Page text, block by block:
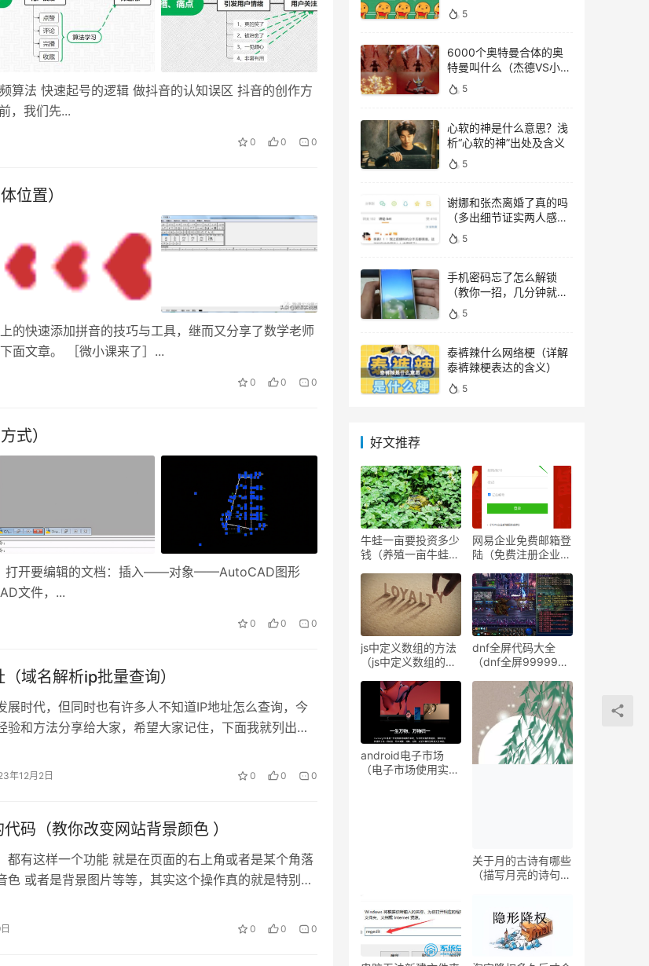
算法 快速起号的逻辑 做抖音的认知误区 抖音的创作方
，我们先...
0 0 0
位置）
的快速添加拼音的技巧与工具，继而又分享了数学老师
面文章。 ［微小课来了］...
0 0 0
式）
打开要编辑的文档：插入——对象——AutoCAD图形
文件，...
0 0 0
域名解析ip批量查询）
展时代，但同时也有许多人不知道IP地址怎么查询，今
验和方法分享给大家，希望大家记住，下面我就列出方
年12月2日 0 0 0
码（教你改变网站背景颜色 ）
都有这样一个功能 就是在页面的右上角或者是某个角落
色 或者是背景图片等等，其实这个操作真的就是特别的
0 0 0
5
6000个奥特曼合体的奥
特曼叫什么（杰德VS小金
人）5
心软的神是什么意思？浅
析“心软的神”出处及含义
5
谢娜和张杰离婚了真的吗
（多出细节证实两人感情
稳定）
5
手机密码忘了怎么解锁
（教你一招，几分钟就能
顺利解锁）
5
泰裤辣什么网络梗（详解
泰裤辣梗表达的含义）
5
好文推荐
牛蛙一亩要投资多少
钱（养殖一亩牛蛙的
网易企业免费邮箱登
陆（免费注册企业邮
js中定义数组的方法
（js中定义数组的两
dnf全屏代码大全
（dnf全屏999999
android电子市场
（电子市场使用实战
关于月的古诗有哪些
（描写月亮的诗句欣